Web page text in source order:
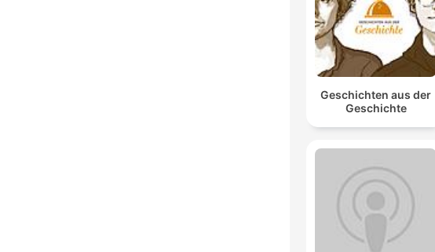
Geschichten aus der
Geschichte